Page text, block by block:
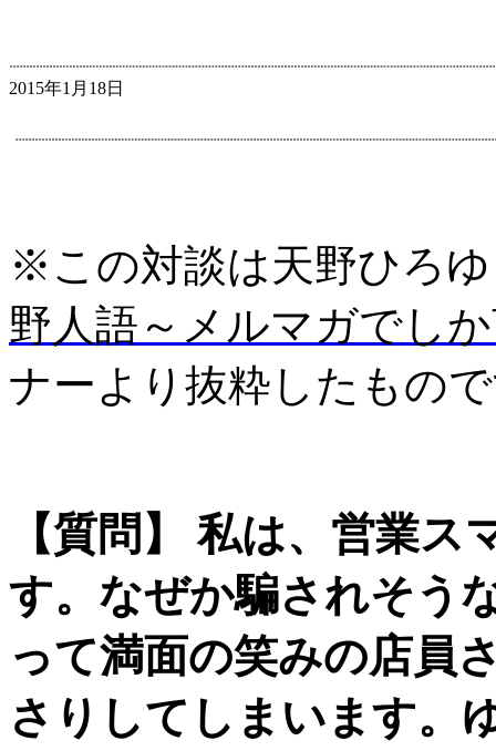
2015年1月18日
※この対談は天野ひろ
野人語～メルマガでし
ナーより抜粋したもの
【質問】 私は、営業
す。なぜか騙されそう
って満面の笑みの店員
さりしてしまいます。